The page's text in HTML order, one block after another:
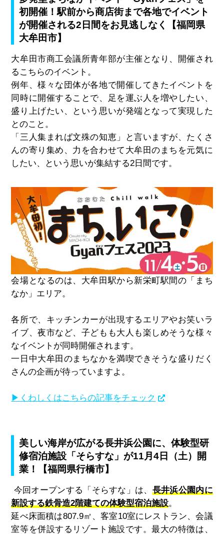
初開催！駅前から商店街まで各地でイベント
が開催される2日間をお見逃しなく【福岡県
大牟田市】
大牟田市商工会議所青年部が主催となり、開催され
るこちらのイベント。
例年、様々な団体が各地で開催してきたイベントを
同時に開催することで、足を運ぶ人を増やしたい、
盛り上げたい、という思いが発端となって実現した
とのこと。
「三人集まれば文殊の知恵」と言いますが、たくさ
んの寄り集め、力を合わせて大牟田のまちを元気に
したい、という思いが集結する2 日間です。
会場となるのは、大牟田駅から新栄町駅間の「まち
なか」エリア。
各所で、キッチンカーが出現するエリアやお笑いラ
イブ、夜市など、子どもも大人も楽しめそうな様々
なイベントが同時開催されます。
一日中大牟田のまちなかを満喫できそうな盛りだく
さんの企画が待っていますよ。
▶くわしくはこちらの記事をチェック
美しい海岸が広がる長井浜公園に、体験型研
修宿泊施設「そらすな」が11月4日（土）開
業！【福岡県行橋市】
今回オープンする「そらすな」は、 長井浜公園内に
新設する鉄骨造2階建ての体験型宿泊施設。
延べ床面積は807.9㎡、客室10室にレストラン、会議
室等を併設するリゾート施設です。最大の特徴は、